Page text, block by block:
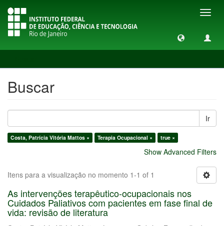
Buscar
Ir
Costa, Patrícia Vitória Mattos × Terapia Ocupacional × true ×
Show Advanced Filters
Itens para a visualização no momento 1-1 of 1
As intervenções terapêutico-ocupacionais nos
Cuidados Paliativos com pacientes em fase final de
vida: revisão de literatura